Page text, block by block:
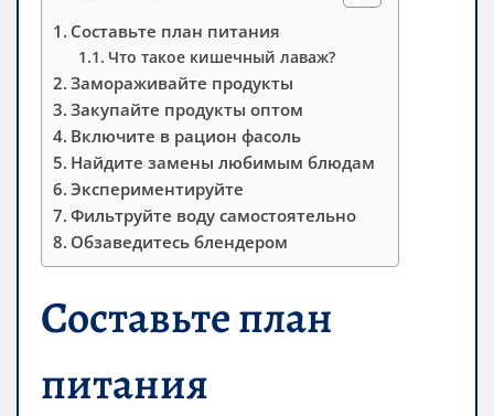
Составьте план питания
Что такое кишечный лаваж?
Замораживайте продукты
Закупайте продукты оптом
Включите в рацион фасоль
Найдите замены любимым блюдам
Экспериментируйте
Фильтруйте воду самостоятельно
Обзаведитесь блендером
Составьте план
питания